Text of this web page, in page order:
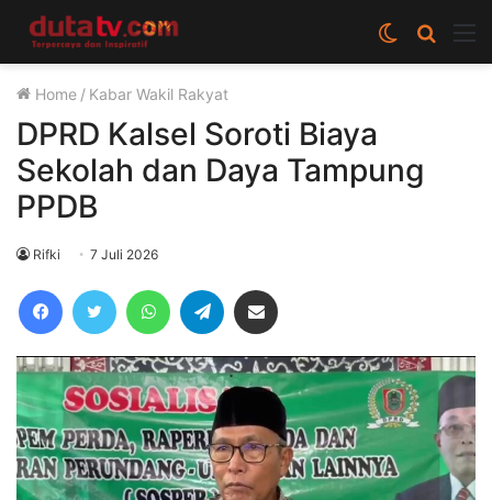
Cari
berita
Switch
skin
Home / Kabar Wakil Rakyat
DPRD Kalsel Soroti Biaya
Sekolah dan Daya Tampung
PPDB
Rifki 7 Juli 2026
FacebookTwitter WhatsAppTelegram